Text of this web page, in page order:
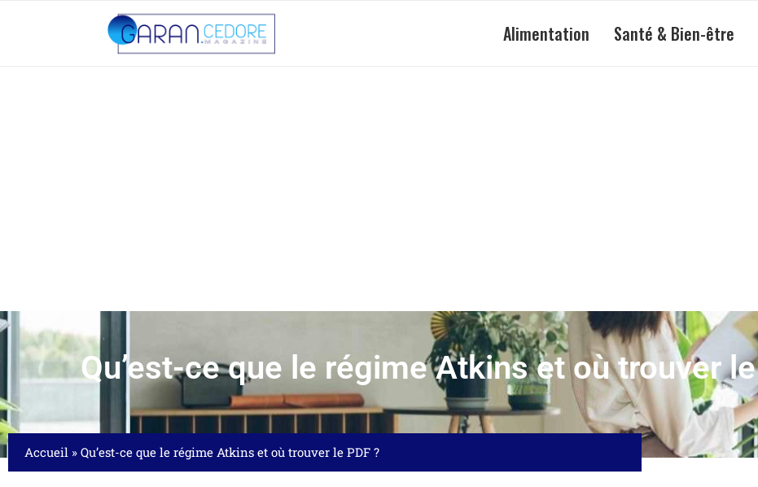
Alimentation Santé & Bien-être
Qu’est-ce que le régime Atkins et où trouver le
Accueil » Qu’est-ce que le régime Atkins et où trouver le PDF ?